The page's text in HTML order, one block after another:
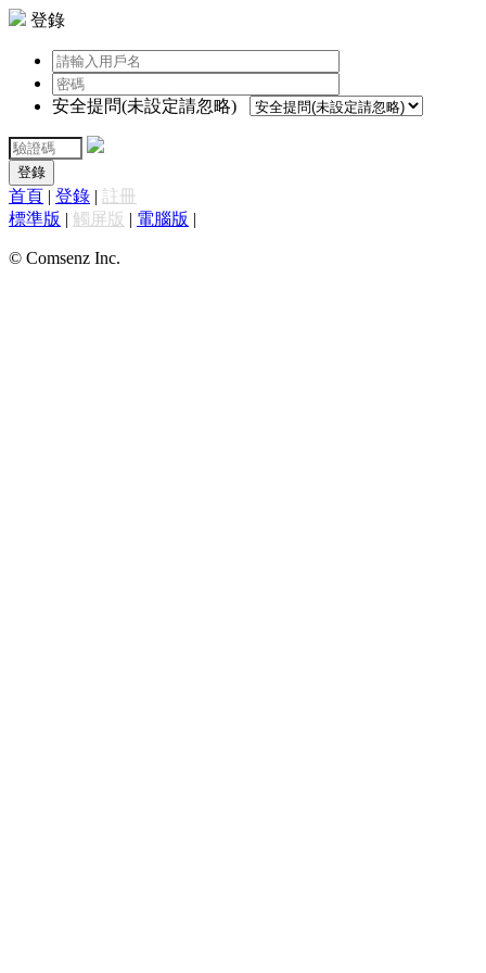
登錄
安全提問(未設定請忽略)
登錄
首頁 | 登錄 | 註冊
標準版 | 觸屏版 | 電腦版 |
© Comsenz Inc.